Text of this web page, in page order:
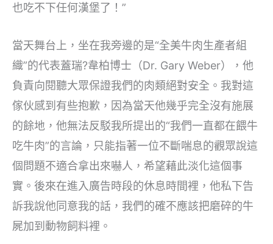
也吃不下任何漢堡了！”
當天舞台上，坐在我旁邊的是“全美牛肉生產者組
織”的代表蓋瑞?韋柏博士（Dr. Gary Weber），他
負責向閱聽大眾保證我們的肉類絕對安全。我對這
傢伙感到有些抱歉，因為當天他幾乎完全沒有施展
的餘地，他無法反駁我所提出的“我們一直都在餵牛
吃牛肉”的言論，只能指著一位不斷喘息的觀眾說這
個問題不適合拿出來嚇人，希望藉此淡化這個事
實。後來在進入廣告時段的休息時間裡，他私下告
訴我說他同意我的話，我們的確不應該把磨碎的牛
屍加到動物飼料裡。